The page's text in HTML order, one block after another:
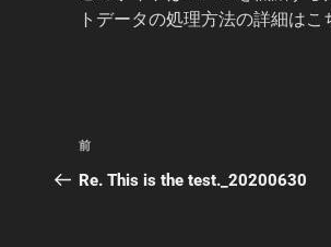
トデータの処理方法の詳細は
投
稿
前
の
前
Re. This is the test._20200630